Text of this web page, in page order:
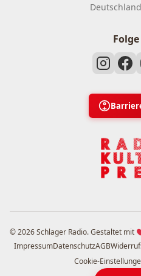
Deutschland
© 2026 Schlager Radio. Gestaltet mit
ImpressumDatenschutzAGB
Cookie-